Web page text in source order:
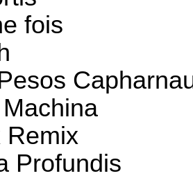
fois
Remix
Profundis